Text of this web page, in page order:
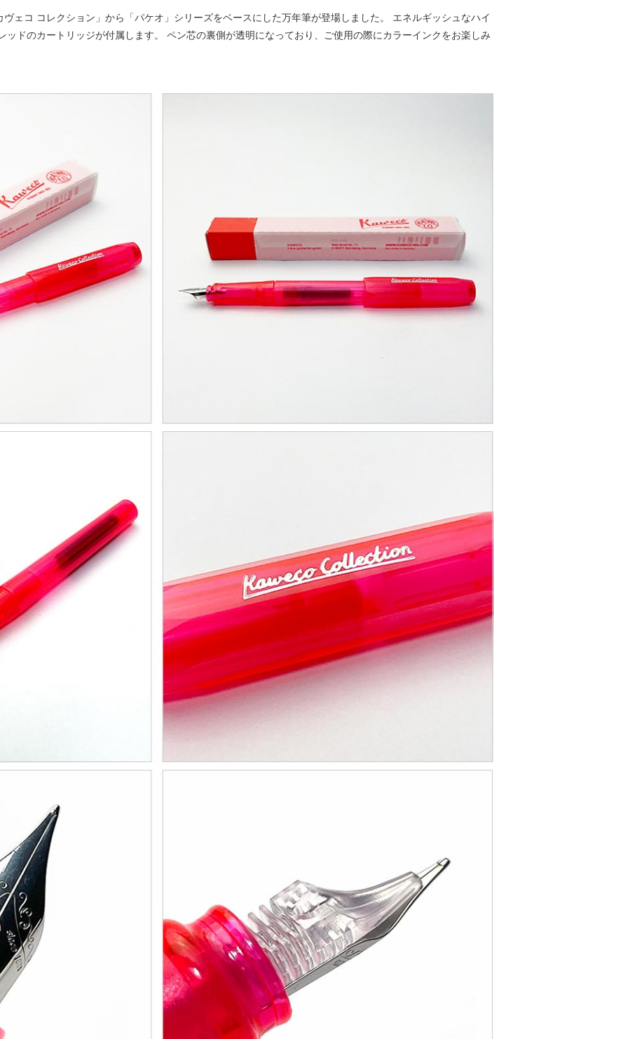
ェコ コレクション」から「パケオ」シリーズをベースにした万年筆が登場しました。 エネルギッシュなハイ
ッドのカートリッジが付属します。 ペン芯の裏側が透明になっており、ご使用の際にカラーインクをお楽しみ